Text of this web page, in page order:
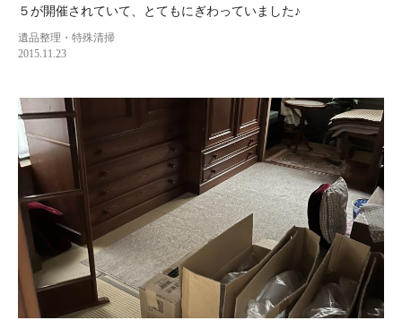
５が開催されていて、とてもにぎわっていました♪
遺品整理・特殊清掃
2015.11.23